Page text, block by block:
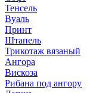
Тенсель
Вуаль
Принт
Штапель
Трикотаж вязаный
Ангора
Вискоза
Рибана под ангору